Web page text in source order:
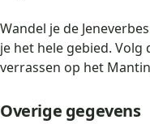
Wandel je de
je het hele gebied.
verrassen op het
Overige gegevens